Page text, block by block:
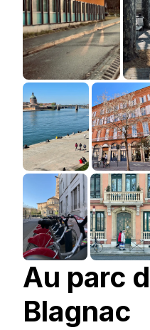
Au parc
Blagnac